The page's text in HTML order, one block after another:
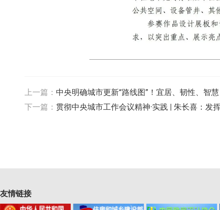
上一篇： 中央明确城市更新“路线图”！宜居、韧性、智慧
下一篇： 贯彻中央城市工作会议精神·实践 | 朱长喜：发
友情链接